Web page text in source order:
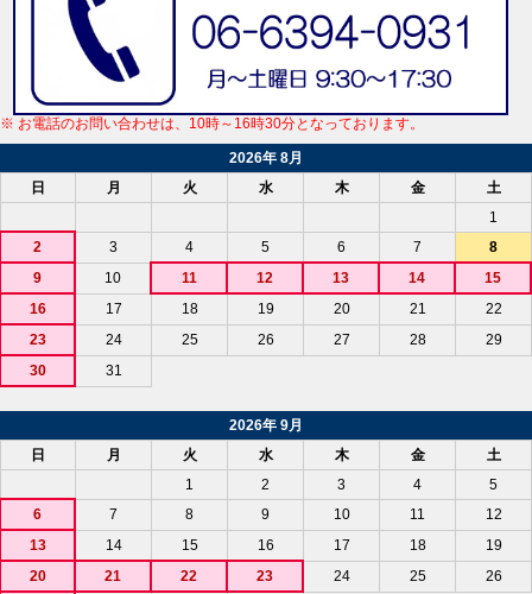
※ お電話のお問い合わせは、10時～16時30分となっております。
2026年 8月
日
月 火 水 木 金
土
1
2
3 4 5 6 7
8
9
10 11 12 13 14
15
16
17 18 19 20 21
22
23
24 25 26 27 28
29
30
31
2026年 9月
日
月 火 水 木 金
土
1
2 3 4
5
6
7 8 9 10 11
12
13
14 15 16 17 18
19
20
21 22 23 24 25 26